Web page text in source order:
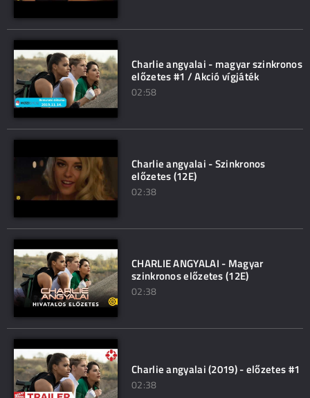
Charlie angyalai - magyar szinkronos
előzetes #1 / Akció vígjáték
02:58
Charlie angyalai - Szinkronos
előzetes (12E)
02:38
CHARLIE ANGYALAI - Magyar
szinkronos előzetes (12E)
02:38
Charlie angyalai (2019) - előzetes #1
02:38